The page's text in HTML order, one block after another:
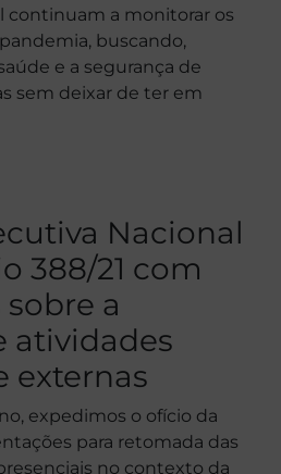
continuam a monitorar os
buscando,
e a segurança de
sem deixar de ter em
Nacional
388/21 com
a
atividades
externas
expedimos o ofício da
para retomada das
no contexto da